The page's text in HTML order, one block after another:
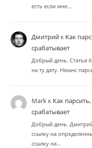
есть если мне…
Дмитрийк Как
срабатывает
Добрый день. Статья
на ту дату. Нюанс
Markк Как
срабатывает
Добрый день.
ссылку на
ссылку на…